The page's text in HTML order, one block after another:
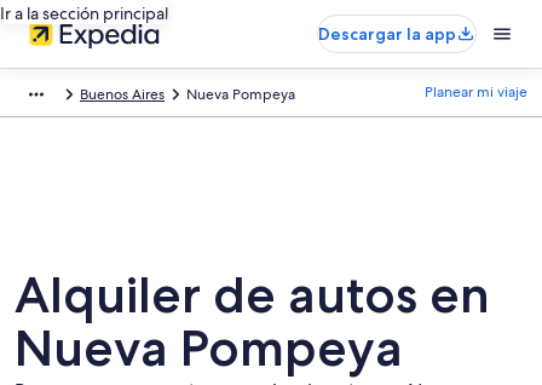
Ir a la sección principal
Descargar la app
Buenos Aires Nueva Pompeya Planear mi viaje
Alquiler de autos en
Nueva Pompeya